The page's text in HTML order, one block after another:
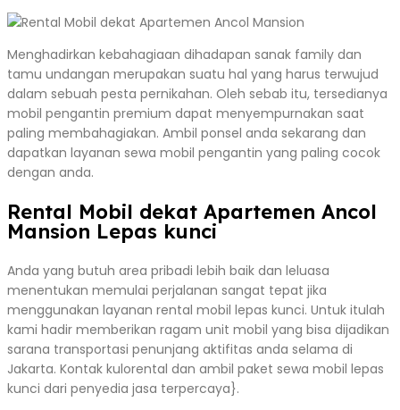
Menghadirkan kebahagiaan dihadapan sanak family dan
tamu undangan merupakan suatu hal yang harus terwujud
dalam sebuah pesta pernikahan. Oleh sebab itu, tersedianya
mobil pengantin premium dapat menyempurnakan saat
paling membahagiakan. Ambil ponsel anda sekarang dan
dapatkan layanan sewa mobil pengantin yang paling cocok
dengan anda.
Rental Mobil dekat Apartemen Ancol
Mansion Lepas kunci
Anda yang butuh area pribadi lebih baik dan leluasa
menentukan memulai perjalanan sangat tepat jika
menggunakan layanan rental mobil lepas kunci. Untuk itulah
kami hadir memberikan ragam unit mobil yang bisa dijadikan
sarana transportasi penunjang aktifitas anda selama di
Jakarta. Kontak kulorental dan ambil paket sewa mobil lepas
kunci dari penyedia jasa terpercaya}.